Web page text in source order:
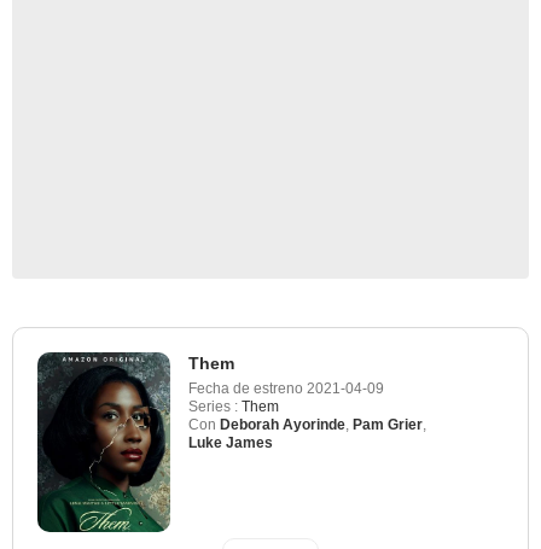
Them
Fecha de estreno 2021-04-09
Series : Them
Con Deborah Ayorinde, Pam Grier,
Luke James